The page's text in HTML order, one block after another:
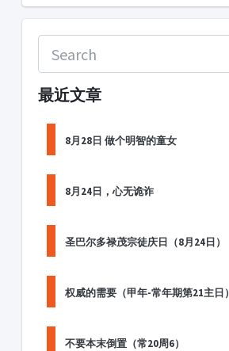
最近文章
8月28日 做个明智的童女
8月24日，心无诡诈
圣巴尔多禄茂宗徒庆日（8月24日）
权威的需要（甲年-常年期第21主日）
不要本末倒置（常20周6）